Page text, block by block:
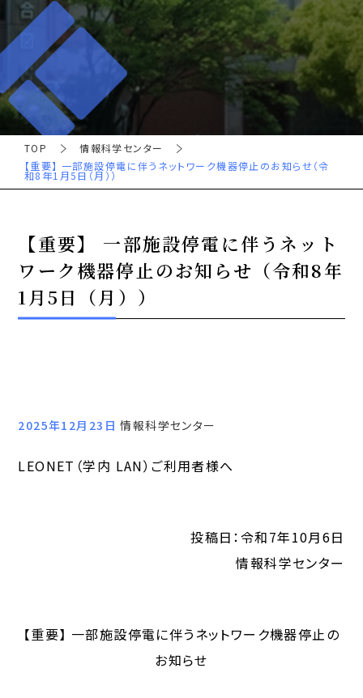
TOP
情報科学センター
【重要】 一部施設停電に伴うネットワーク機器停止のお知らせ（令
和8年1月5日（月））
【重要】 一部施設停電に伴うネット
ワーク機器停止のお知らせ（令和8年
1月5日（月））
2025年12月23日情報科学センター
LEONET（学内 LAN）ご利用者様へ
投稿日：令和7年10月6日
情報科学センター
【重要】 一部施設停電に伴うネットワーク機器停止の
お知らせ